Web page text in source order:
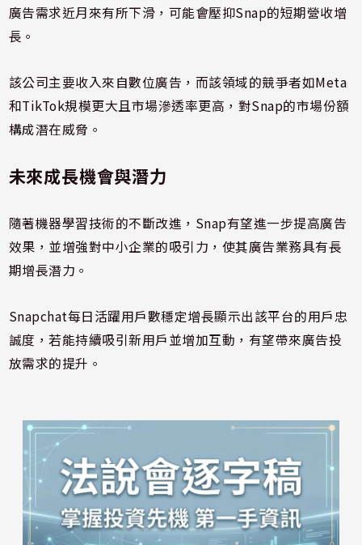
廣告需求近月來有所下滑，可能會壓抑Snap的短期營收增
長。
該公司主要收入來自數位廣告，而該領域的競爭者如Meta
和TikTok規模更大且市場滲透率更高，對Snap的市場份額
構成潛在威脅。
未來成長機會與潛力
隨著機器學習技術的不斷改進，Snap有望進一步提高廣告
效果，並增強對中小企業的吸引力，使其廣告業務具有長
期增長潛力。
Snapchat每日活躍用戶數穩定增長顯示出該平台的用戶忠
誠度，若能持續吸引新用戶並增加互動，有望帶來廣告投
放需求的提升。